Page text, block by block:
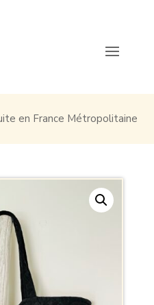
en France Métropolitaine